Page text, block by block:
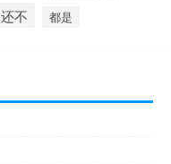
还不 都是